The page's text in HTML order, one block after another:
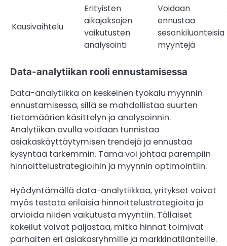
Kausivaihtelu
Erityisten
aikajaksojen
vaikutusten
analysointi
Voidaan
ennustaa
sesonkiluonteisia
myyntejä
Data-analytiikan rooli ennustamisessa
Data-analytiikka on keskeinen työkalu myynnin
ennustamisessa, sillä se mahdollistaa suurten
tietomäärien käsittelyn ja analysoinnin.
Analytiikan avulla voidaan tunnistaa
asiakaskäyttäytymisen trendejä ja ennustaa
kysyntää tarkemmin. Tämä voi johtaa parempiin
hinnoittelustrategioihin ja myynnin optimointiin.
Hyödyntämällä data-analytiikkaa, yritykset voivat
myös testata erilaisia hinnoittelustrategioita ja
arvioida niiden vaikutusta myyntiin. Tällaiset
kokeilut voivat paljastaa, mitkä hinnat toimivat
parhaiten eri asiakasryhmille ja markkinatilanteille.